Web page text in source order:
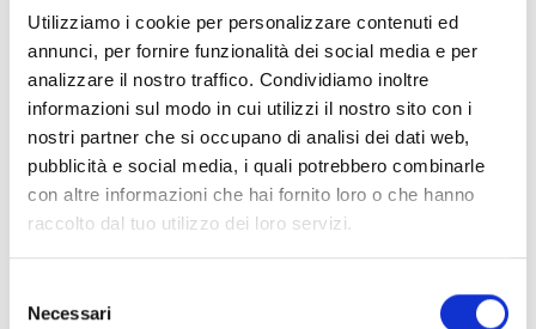
Utilizziamo i cookie per personalizzare contenuti ed
annunci, per fornire funzionalità dei social media e per
analizzare il nostro traffico. Condividiamo inoltre
informazioni sul modo in cui utilizzi il nostro sito con i
nostri partner che si occupano di analisi dei dati web,
pubblicità e social media, i quali potrebbero combinarle
con altre informazioni che hai fornito loro o che hanno
raccolto dal tuo utilizzo dei loro servizi.
delNecessari
Acessórios bases EB00 - Materiais(47)
Acessórios detetores Enea
Selecionar tudo
Inicie sessão antes de descarregar os conteúdos
através do íconelock